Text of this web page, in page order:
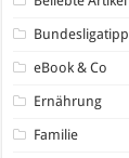
Bundesligatipp
eBook & Co
Ernährung
Familie